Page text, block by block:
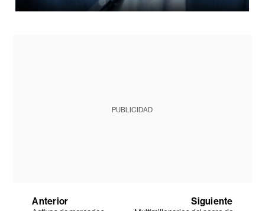
PUBLICIDAD
Anterior Siguiente